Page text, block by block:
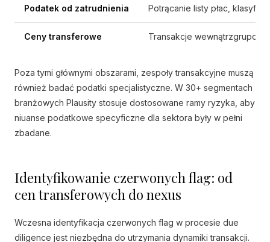
Podatek od zatrudnienia Potrącanie listy płac,
Ceny transferowe Transakcje
Poza tymi głównymi obszarami, zespoły transakcyjne muszą
również badać podatki specjalistyczne. W 30+ segmentach
branżowych Plausity stosuje dostosowane ramy ryzyka, aby
niuanse podatkowe specyficzne dla sektora były w pełni
zbadane.
Identyfikowanie czerwonych flag: od
cen transferowych do nexus
Wczesna identyfikacja czerwonych flag w procesie due
diligence jest niezbędna do utrzymania dynamiki transakcji.